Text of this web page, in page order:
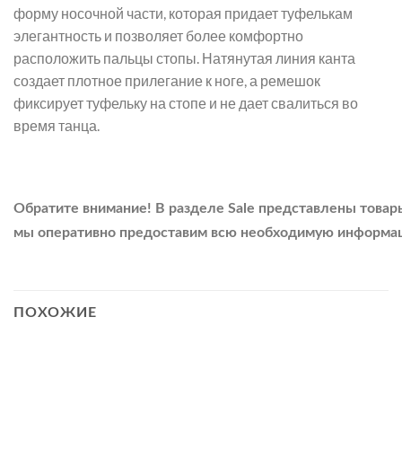
форму носочной части, которая придает туфелькам
элегантность и позволяет более комфортно
расположить пальцы стопы. Натянутая линия канта
создает плотное прилегание к ноге, а ремешок
фиксирует туфельку на стопе и не дает свалиться во
время танца.
Обратите внимание! В разделе Sale представлены
мы оперативно предоставим всю необходимую
ПОХОЖИЕ